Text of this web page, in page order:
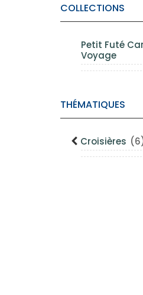
COLLECTIONS
Petit Futé
Voyage
THÉMATIQUES
Croisières